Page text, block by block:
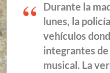
Durante la
lunes, la
vehículos
integrantes
musical. La